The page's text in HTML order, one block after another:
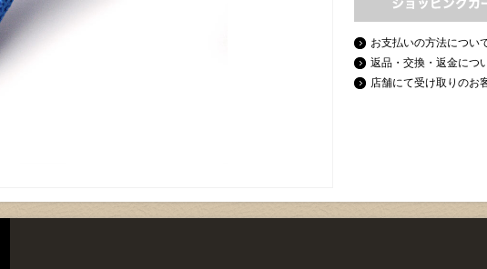
お支払いの方法につい
返品・交換・返金につ
店舗にて受け取りのお